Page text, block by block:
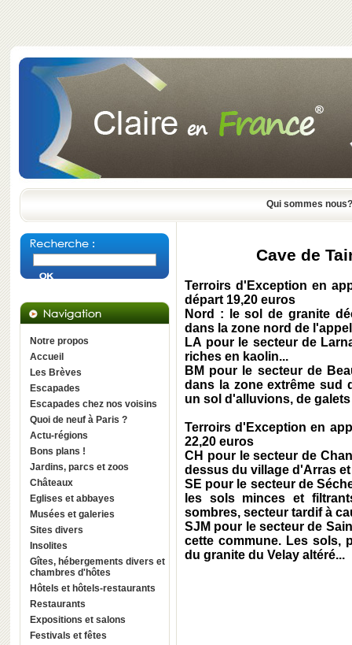
Qui sommes nous?
Notre propos
Accueil
Les Brèves
Escapades
Escapades chez nos voisins
Quoi de neuf à Paris ?
Actu-régions
Bons plans !
Jardins, parcs et zoos
Châteaux
Eglises et abbayes
Musées et galeries
Sites divers
Insolites
Gîtes, hébergements divers et
chambres d'hôtes
Hôtels et hôtels-restaurants
Restaurants
Expositions et salons
Festivals et fêtes
Cave de
Terroirs d'Exception en
départ 19,20 euros
Nord
: le sol de granite
dans la zone nord de
LA pour le secteur de
riches en kaolin...
BM pour le secteur de
dans la zone extrême sud
un sol d'alluvions, de
Terroirs d'Exception en
22,20 euros
CH pour le secteur de
dessus du village d'Arras
SE pour le secteur de
les sols minces et
sombres, secteur tardif à
SJM pour le secteur de
cette commune. Les sols,
du granite du Velay altéré...